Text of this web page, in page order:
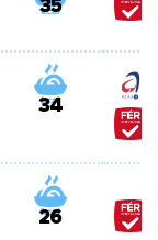
35
34
26